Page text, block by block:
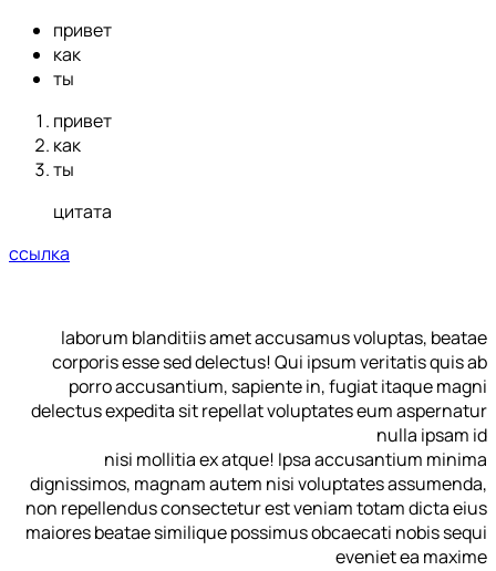
привет
как
ты
привет
как
ты
цитата
ссылка
laborum blanditiis amet accusamus voluptas, beatae
corporis esse sed delectus! Qui ipsum veritatis quis ab
porro accusantium, sapiente in, fugiat itaque magni
delectus expedita sit repellat voluptates eum aspernatur
nulla ipsam id
nisi mollitia ex atque! Ipsa accusantium minima
dignissimos, magnam autem nisi voluptates assumenda,
non repellendus consectetur est veniam totam dicta eius
maiores beatae similique possimus obcaecati nobis sequi
eveniet ea maxime